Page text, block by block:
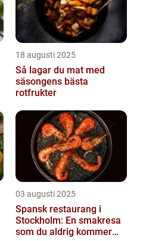
18 augusti 2025
Så lagar du mat med
säsongens bästa
rotfrukter
03 augusti 2025
Spansk restaurang i
Stockholm: En smakresa
som du aldrig kommer